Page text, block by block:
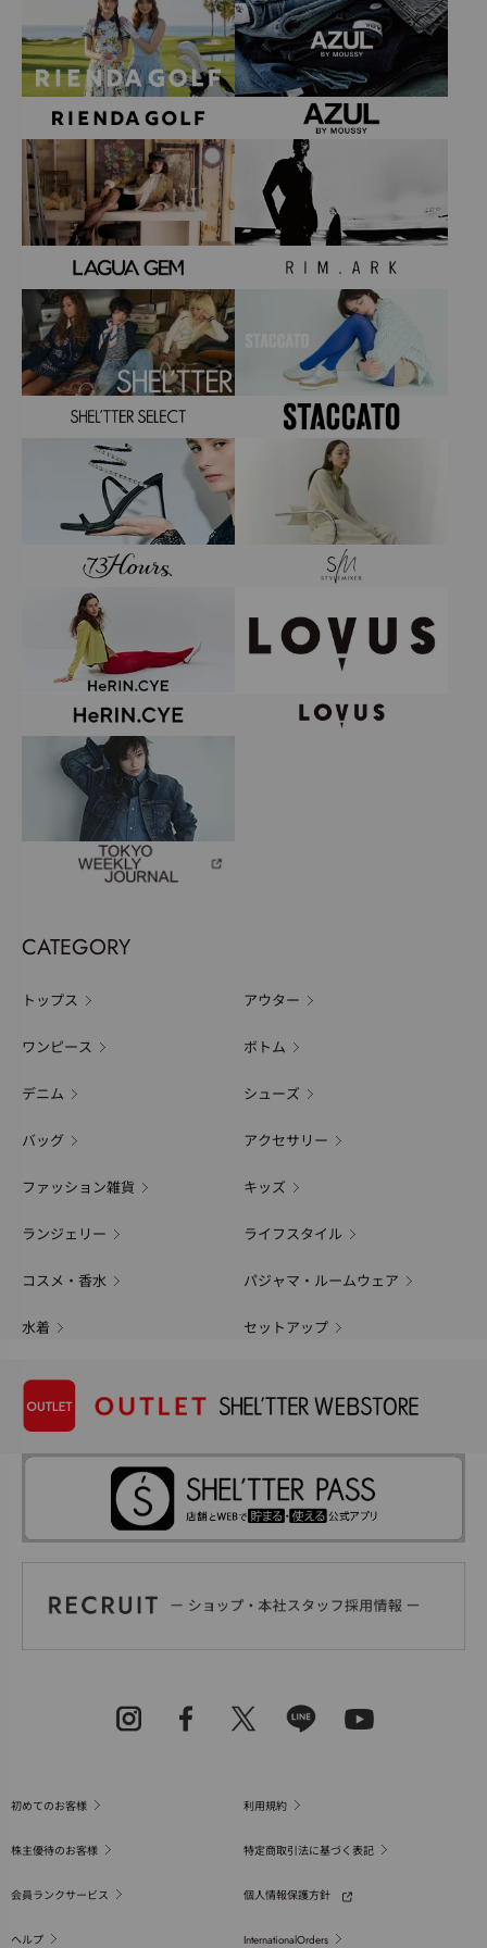
CATEGORY
トップス アウター
ワンピース ボトム
デニム シューズ
バッグ アクセサリー
ファッション雑貨 キッズ
ランジェリー ライフスタイル
コスメ・香水 パジャマ・ルームウェア
水着 セットアップ
初めてのお客様 利用規約
株主優待のお客様 特定商取引法に基づく表記
会員ランクサービス 個人情報保護方針
ヘルプ InternationalOrders